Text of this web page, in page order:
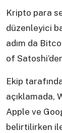
Kripto para
düzenleyici
adım da
of
Ekip
açıklamada,
Apple ve
belirtilirken